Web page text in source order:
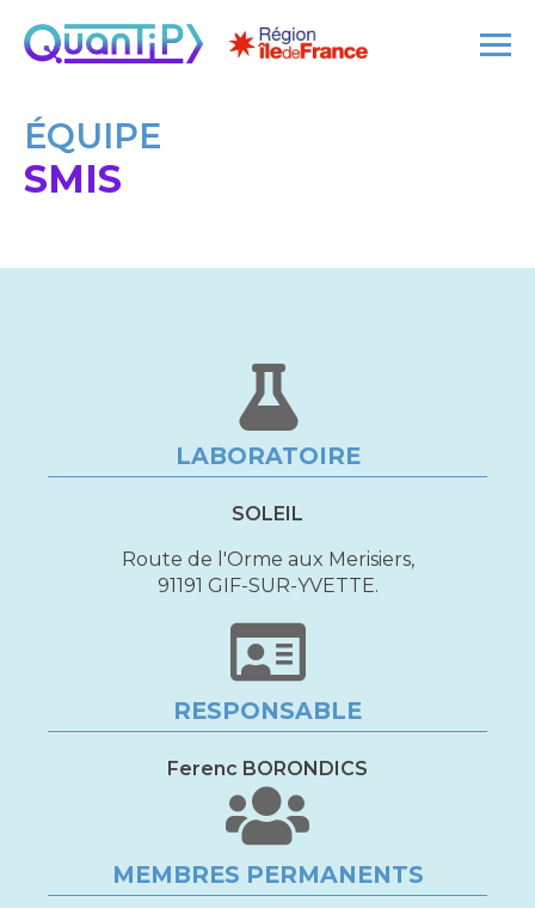
ÉQUIPE
SMIS
LABORATOIRE
SOLEIL
Route de l'Orme aux Merisiers,
91191 GIF-SUR-YVETTE.
RESPONSABLE
Ferenc BORONDICS
MEMBRES PERMANENTS